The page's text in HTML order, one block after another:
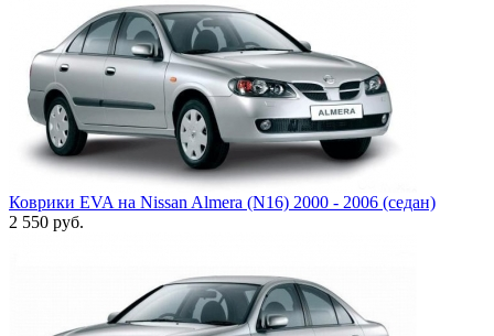
Коврики EVA на Nissan Almera (N16) 2000 - 2006 (седан)
2 550 руб.